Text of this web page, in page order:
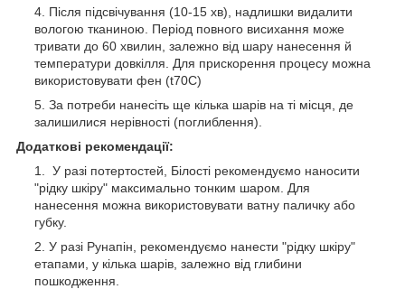
Після підсвічування (10-15 хв), надлишки видалити
вологою тканиною. Період повного висихання може
тривати до 60 хвилин, залежно від шару нанесення й
температури довкілля. Для прискорення процесу можна
використовувати фен (t70C)
За потреби нанесіть ще кілька шарів на ті місця, де
залишилися нерівності (поглиблення).
Додаткові рекомендації:
У разі потертостей, Білості рекомендуємо наносити
"рідку шкіру" максимально тонким шаром. Для
нанесення можна використовувати ватну паличку або
губку.
У разі Рунапін, рекомендуємо нанести "рідку шкіру"
етапами, у кілька шарів, залежно від глибини
пошкодження.